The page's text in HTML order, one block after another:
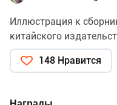
Иллюстрация к
китайского
148 Нравится